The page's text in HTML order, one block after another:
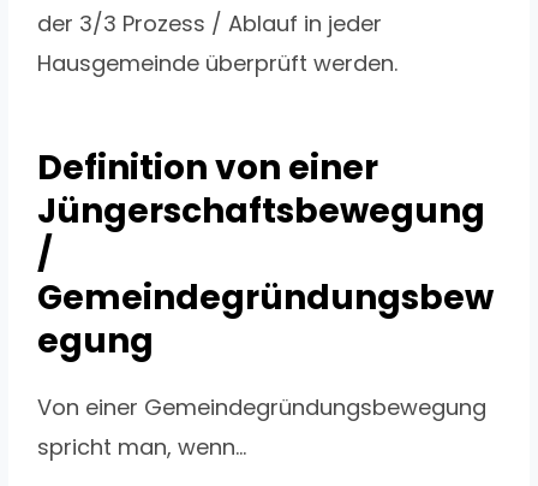
der 3/3 Prozess / Ablauf in jeder
Hausgemeinde überprüft werden.
Definition von einer
Jüngerschaftsbewegung
/
Gemeindegründungsbew
egung
Von einer Gemeindegründungsbewegung
spricht man, wenn…